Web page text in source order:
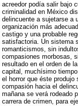
acreedor podía salir bajo
criminalidad en México
delincuente a sujetarse a
organización más
castigo y una probable
satisfactoria. Un sistema
romanticismos, sin
compasiones morbosas,
resultado en el orden de
capital, muchísimo
el horror que éste produjo
compasión hacia el
mañana se verá rodeado
carrera de crimen, para